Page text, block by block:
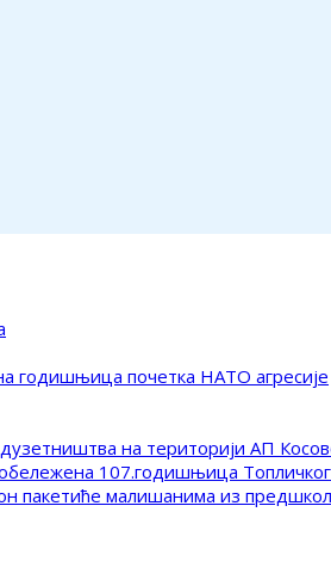
годишњица почетка НАТО агресије
на територији АП
107.годишњица Топличког
пакетиће малишанима из